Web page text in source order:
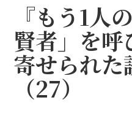
『もう1人
賢者」を
寄せられた
（27）